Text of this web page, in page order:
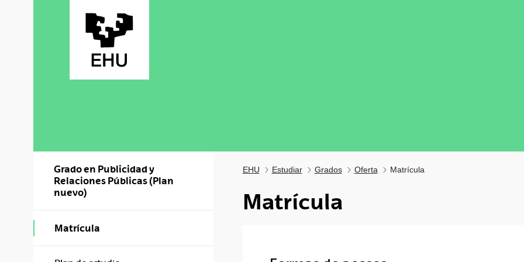
Grado en Publicidad y
Relaciones Públicas (Plan
nuevo)
Matrícula
EHU Estudiar Grados Oferta Matrícula
Matrícula